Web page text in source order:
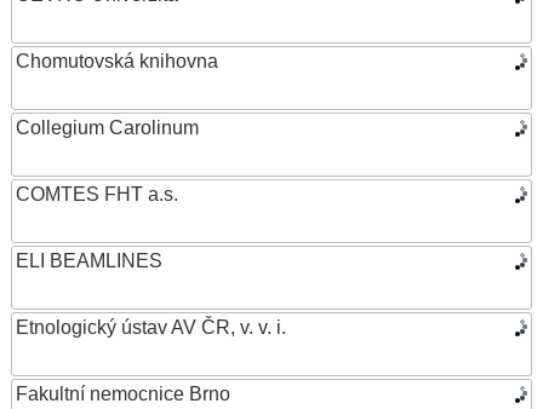
Chomutovská knihovna
Collegium Carolinum
COMTES FHT a.s.
ELI BEAMLINES
Etnologický ústav AV ČR, v. v. i.
Fakultní nemocnice Brno